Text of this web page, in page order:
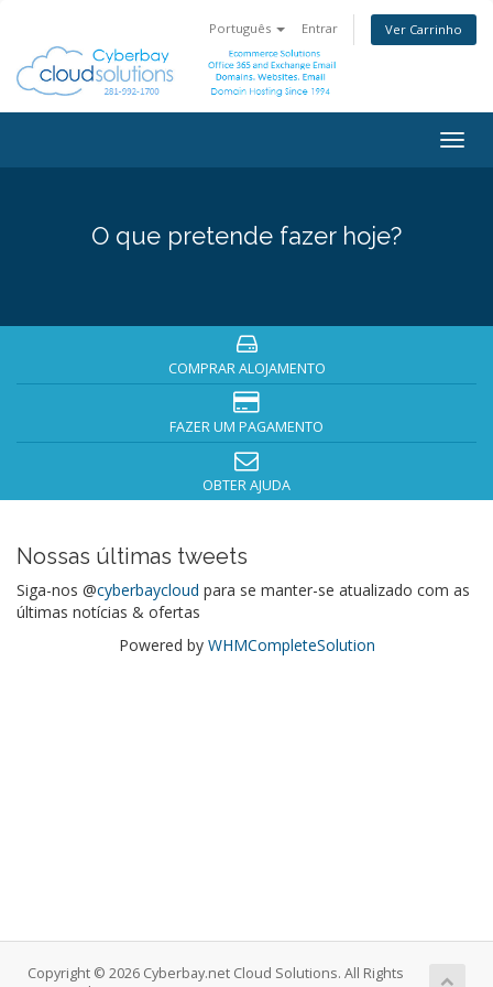
Português Entrar Ver Carrinho
O que pretende fazer hoje?
COMPRAR ALOJAMENTO
FAZER UM PAGAMENTO
OBTER AJUDA
Nossas últimas tweets
Siga-nos @cyberbaycloud para se manter-se atualizado com as
últimas notícias & ofertas
Powered by WHMCompleteSolution
Copyright © 2026 Cyberbay.net Cloud Solutions. All Rights